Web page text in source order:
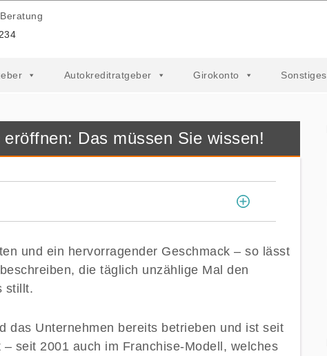
Autokreditratgeber Girokonto Sonstiges
Das müssen Sie wissen!
und ein hervorragender Geschmack – so lässt
die täglich unzählige Mal den
stillt.
das Unternehmen bereits betrieben und ist seit
seit 2001 auch im Franchise-Modell, welches